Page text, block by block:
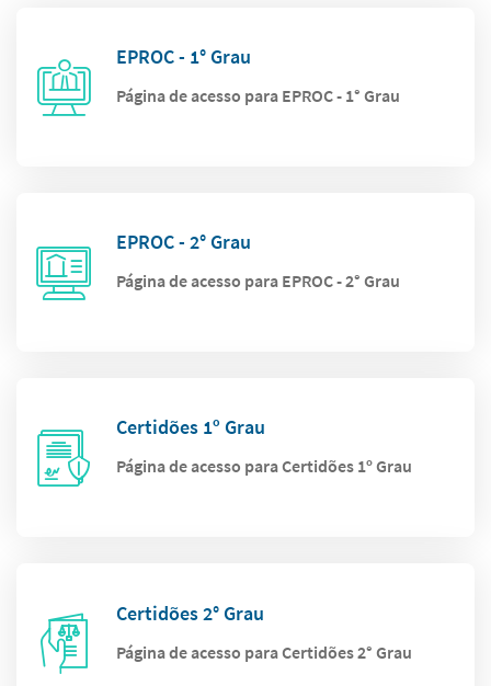
EPROC - 1° Grau
Página de acesso para EPROC - 1° Grau
EPROC - 2° Grau
Página de acesso para EPROC - 2° Grau
Certidões 1º Grau
Página de acesso para Certidões 1º Grau
Certidões 2° Grau
Página de acesso para Certidões 2° Grau